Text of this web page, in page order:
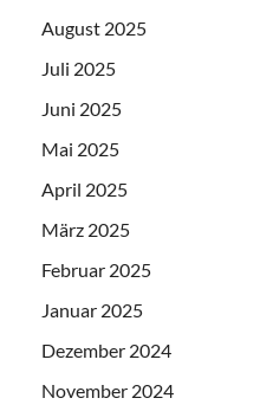
August 2025
Juli 2025
Juni 2025
Mai 2025
April 2025
März 2025
Februar 2025
Januar 2025
Dezember 2024
November 2024